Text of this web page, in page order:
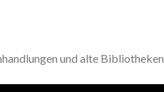
und alte Bibliotheken.